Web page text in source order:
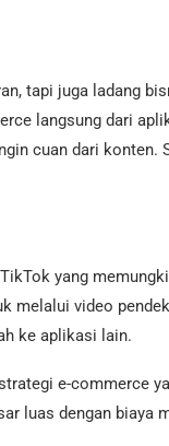
tapi juga ladang
langsung dari
cuan dari konten.
yang
melalui video
ke aplikasi lain.
e-commerce
luas dengan biaya